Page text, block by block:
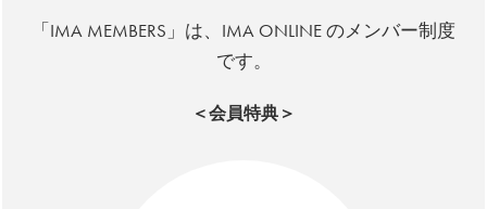
「IMA MEMBERS」は、IMA ONLINE のメンバー制度
です。
＜会員特典＞